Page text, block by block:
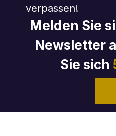
verpassen!
Melden Sie
Newsletter
Sie sich